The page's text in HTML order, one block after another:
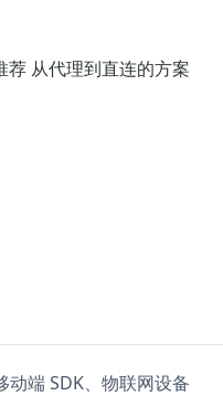
荐 从代理到直连的方案
端 SDK、物联网设备